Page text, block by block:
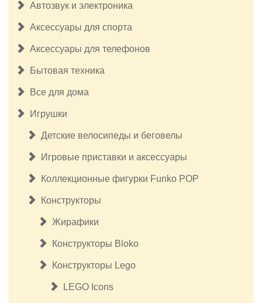
Автозвук и электроника
Аксессуары для спорта
Аксессуары для телефонов
Бытовая техника
Все для дома
Игрушки
Детские велосипеды и беговелы
Игровые приставки и аксессуары
Коллекционные фигурки Funko POP
Конструкторы
Жирафики
Конструкторы Bloko
Конструкторы Lego
LEGO Icons